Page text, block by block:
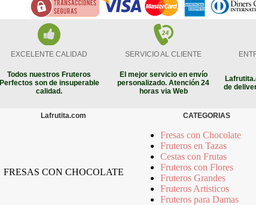
EXCELENTE CALIDAD SERVICIO AL CLIENTE
Todos nuestros Fruteros
Perfectos son de insuperable
calidad.
El mejor servicio en envío
personalizado. Atención 24
horas via Web
de
Lafrutita.com CATEGORIAS
FRESAS CON CHOCOLATE
Fresas con Chocolate
Fruteros en Tazas
Cestas con Frutas
Fruteros con Flores
Fruteros Grandes
Fruteros Artisticos
Fruteros para Damas